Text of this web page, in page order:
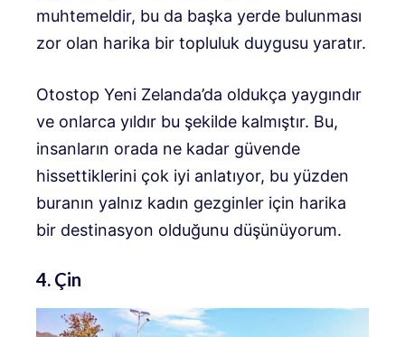
muhtemeldir, bu da başka yerde bulunması
zor olan harika bir topluluk duygusu yaratır.
Otostop Yeni Zelanda’da oldukça yaygındır
ve onlarca yıldır bu şekilde kalmıştır. Bu,
insanların orada ne kadar güvende
hissettiklerini çok iyi anlatıyor, bu yüzden
buranın yalnız kadın gezginler için harika
bir destinasyon olduğunu düşünüyorum.
4. Çin